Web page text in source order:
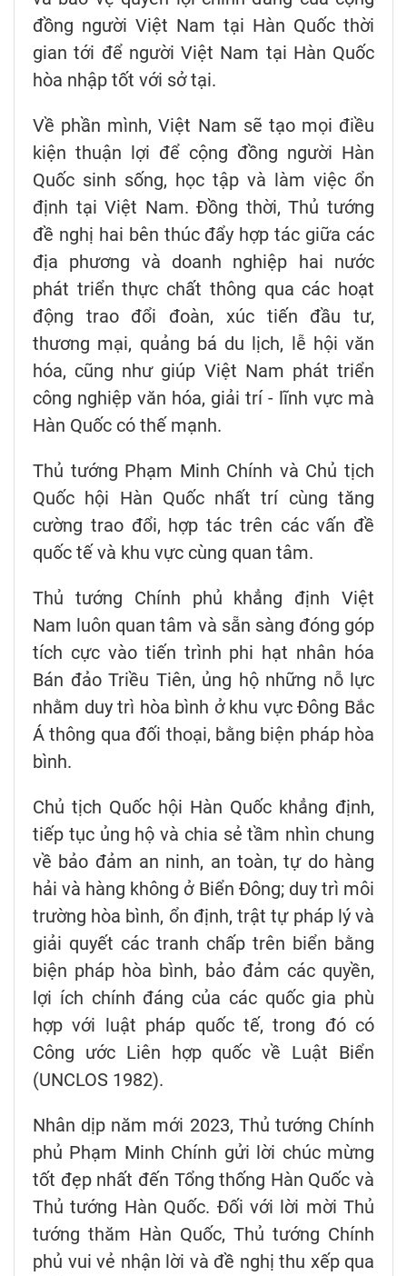
đồng người Việt Nam tại Hàn Quốc thời
gian tới để người Việt Nam tại Hàn Quốc
hòa nhập tốt với sở tại.
Về phần mình, Việt Nam sẽ tạo mọi điều
kiện thuận lợi để cộng đồng người Hàn
Quốc sinh sống, học tập và làm việc ổn
định tại Việt Nam. Đồng thời, Thủ tướng
đề nghị hai bên thúc đẩy hợp tác giữa các
địa phương và doanh nghiệp hai nước
phát triển thực chất thông qua các hoạt
động trao đổi đoàn, xúc tiến đầu tư,
thương mại, quảng bá du lịch, lễ hội văn
hóa, cũng như giúp Việt Nam phát triển
công nghiệp văn hóa, giải trí - lĩnh vực mà
Hàn Quốc có thế mạnh.
Thủ tướng Phạm Minh Chính và Chủ tịch
Quốc hội Hàn Quốc nhất trí cùng tăng
cường trao đổi, hợp tác trên các vấn đề
quốc tế và khu vực cùng quan tâm.
Thủ tướng Chính phủ khẳng định Việt
Nam luôn quan tâm và sẵn sàng đóng góp
tích cực vào tiến trình phi hạt nhân hóa
Bán đảo Triều Tiên, ủng hộ những nỗ lực
nhằm duy trì hòa bình ở khu vực Đông Bắc
Á thông qua đối thoại, bằng biện pháp hòa
bình.
Chủ tịch Quốc hội Hàn Quốc khẳng định,
tiếp tục ủng hộ và chia sẻ tầm nhìn chung
về bảo đảm an ninh, an toàn, tự do hàng
hải và hàng không ở Biển Đông; duy trì môi
trường hòa bình, ổn định, trật tự pháp lý và
giải quyết các tranh chấp trên biển bằng
biện pháp hòa bình, bảo đảm các quyền,
lợi ích chính đáng của các quốc gia phù
hợp với luật pháp quốc tế, trong đó có
Công ước Liên hợp quốc về Luật Biển
(UNCLOS 1982).
Nhân dịp năm mới 2023, Thủ tướng Chính
phủ Phạm Minh Chính gửi lời chúc mừng
tốt đẹp nhất đến Tổng thống Hàn Quốc và
Thủ tướng Hàn Quốc. Đối với lời mời Thủ
tướng thăm Hàn Quốc, Thủ tướng Chính
phủ vui vẻ nhận lời và đề nghị thu xếp qua